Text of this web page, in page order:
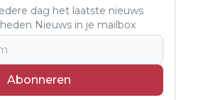
dag het laatste nieuws
Nieuws in je mailbox
Abonneren